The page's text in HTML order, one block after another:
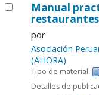
Manual
por
Asociación
(AHORA)
Tipo de material:
Detalles de